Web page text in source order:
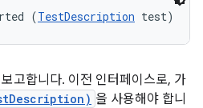
(TestDescription test)
고합니다. 이전 인터페이스로, 가
을 사용해야 합니